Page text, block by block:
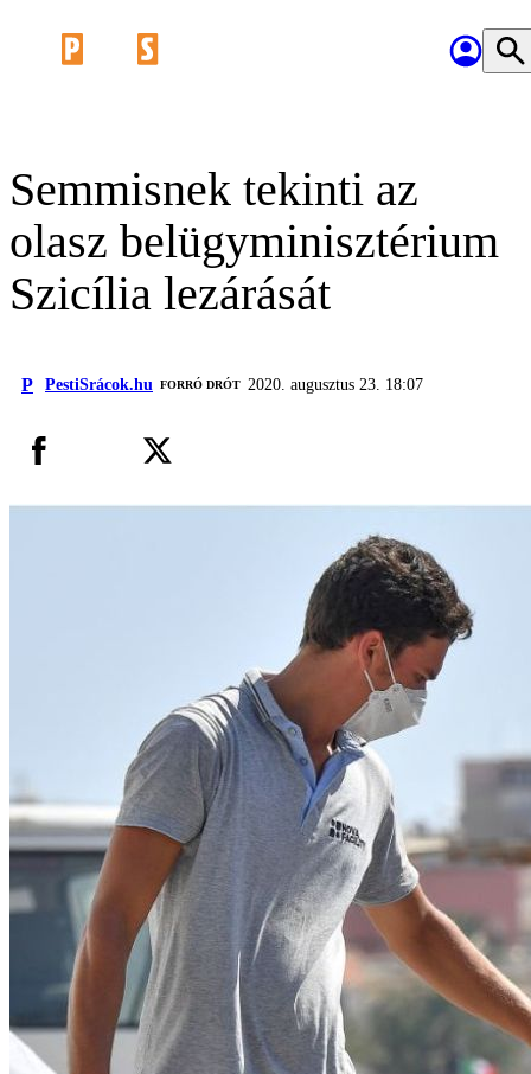
Semmisnek tekinti az
olasz belügyminisztérium
Szicília lezárását
P PestiSrácok.hu FORRÓ DRÓT 2020. augusztus 23. 18:07